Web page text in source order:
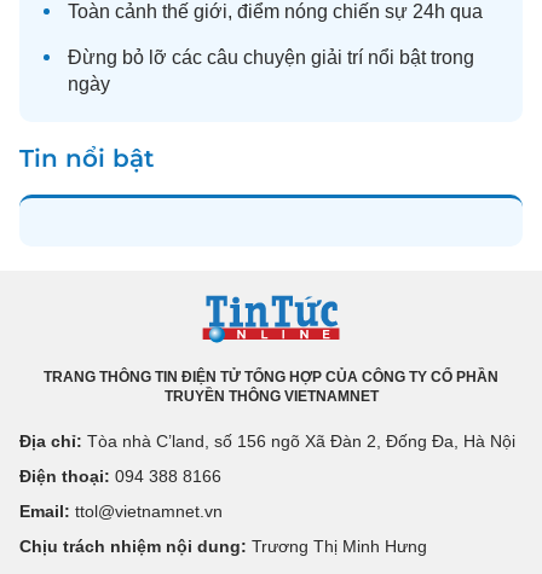
Toàn cảnh thế giới, điểm nóng chiến sự 24h qua
Đừng bỏ lỡ các câu chuyện giải trí nổi bật trong
ngày
Tin nổi bật
TRANG THÔNG TIN ĐIỆN TỬ TỔNG HỢP CỦA CÔNG TY CỔ PHẦN
TRUYỀN THÔNG VIETNAMNET
Địa chỉ: Tòa nhà C’land, số 156 ngõ Xã Đàn 2, Đống Đa, Hà Nội
Điện thoại: 094 388 8166
Email: ttol@vietnamnet.vn
Chịu trách nhiệm nội dung: Trương Thị Minh Hưng